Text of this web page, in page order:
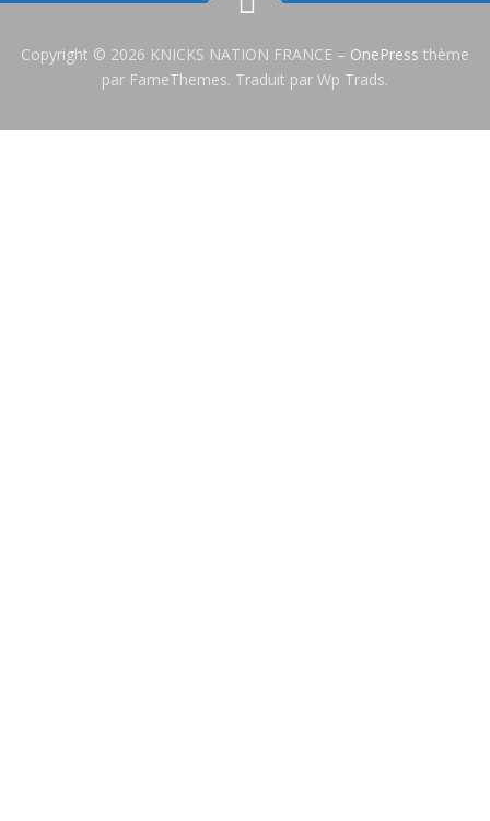
Copyright © 2026 KNICKS NATION FRANCE – OnePress thème
par FameThemes. Traduit par Wp Trads.